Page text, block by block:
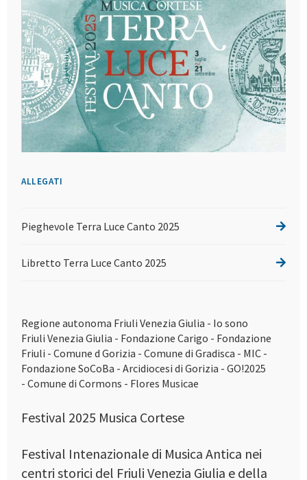
ALLEGATI
Pieghevole Terra Luce Canto 2025
Libretto Terra Luce Canto 2025
Regione autonoma Friuli Venezia Giulia - Io sono
Friuli Venezia Giulia - Fondazione Carigo - Fondazione
Friuli - Comune d Gorizia - Comune di Gradisca - MIC -
Fondazione SoCoBa - Arcidiocesi di Gorizia - GO!2025
- Comune di Cormons - Flores Musicae
Festival 2025 Musica Cortese
Festival Intenazionale di Musica Antica nei
centri storici del Friuli Venezia Giulia e della